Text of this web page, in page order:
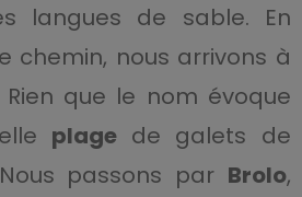
langues de sable. En
chemin, nous arrivons à
Rien que le nom évoque
plage de galets de
passons par Brolo,